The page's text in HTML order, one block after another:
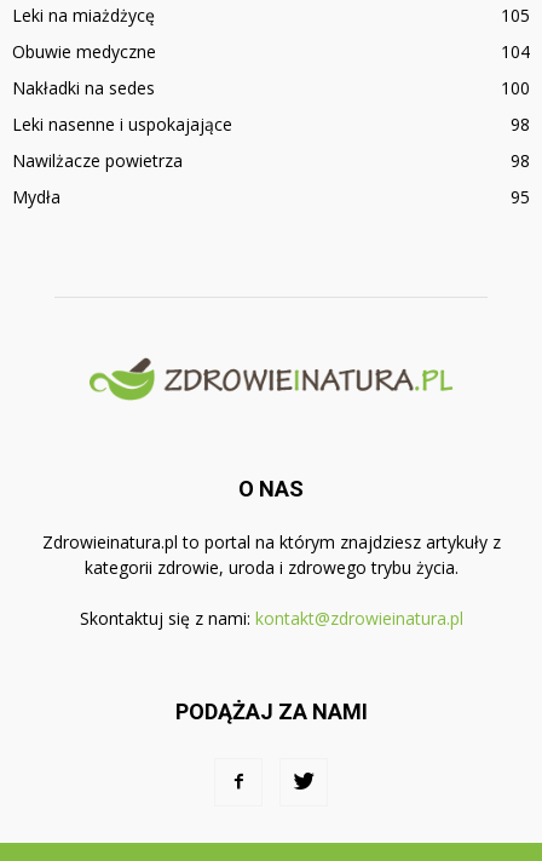
Leki na miażdżycę
105
Obuwie medyczne
104
Nakładki na sedes
100
Leki nasenne i uspokajające
98
Nawilżacze powietrza
98
Mydła
95
O NAS
Zdrowieinatura.pl to portal na którym znajdziesz artykuły z
kategorii zdrowie, uroda i zdrowego trybu życia.
Skontaktuj się z nami: kontakt@zdrowieinatura.pl
PODĄŻAJ ZA NAMI